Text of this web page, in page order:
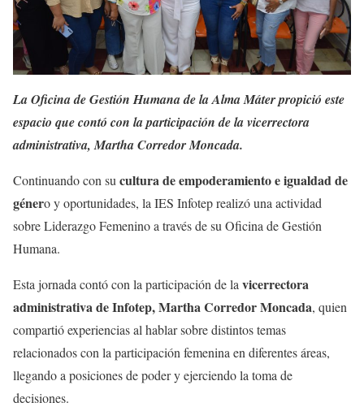
La Oficina de Gestión Humana de la Alma Máter propició este
espacio que contó con la participación de la vicerrectora
administrativa, Martha Corredor Moncada.
Continuando con su cultura de empoderamiento e igualdad de
género y oportunidades, la IES Infotep realizó una actividad
sobre Liderazgo Femenino a través de su Oficina de Gestión
Humana.
Esta jornada contó con la participación de la vicerrectora
administrativa de Infotep, Martha Corredor Moncada, quien
compartió experiencias al hablar sobre distintos temas
relacionados con la participación femenina en diferentes áreas,
llegando a posiciones de poder y ejerciendo la toma de
decisiones.